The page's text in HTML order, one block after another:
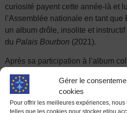
Gérer le
cookies
Pour offrir les meilleures expériences,
telles que les cookies pour stocker et/ou
curiosité payent cette année-là et
l’Assemblée nationale en tant
un album drôle, insolite et
du Palais Bourbon (2021).
Après sa participation à l’album
campagne
Bruxelles et voyage dans
dessiner
La Tour de Babel
bazar européen
une enquête en